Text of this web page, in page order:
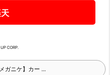
CORP.
ガニケ】カー ...